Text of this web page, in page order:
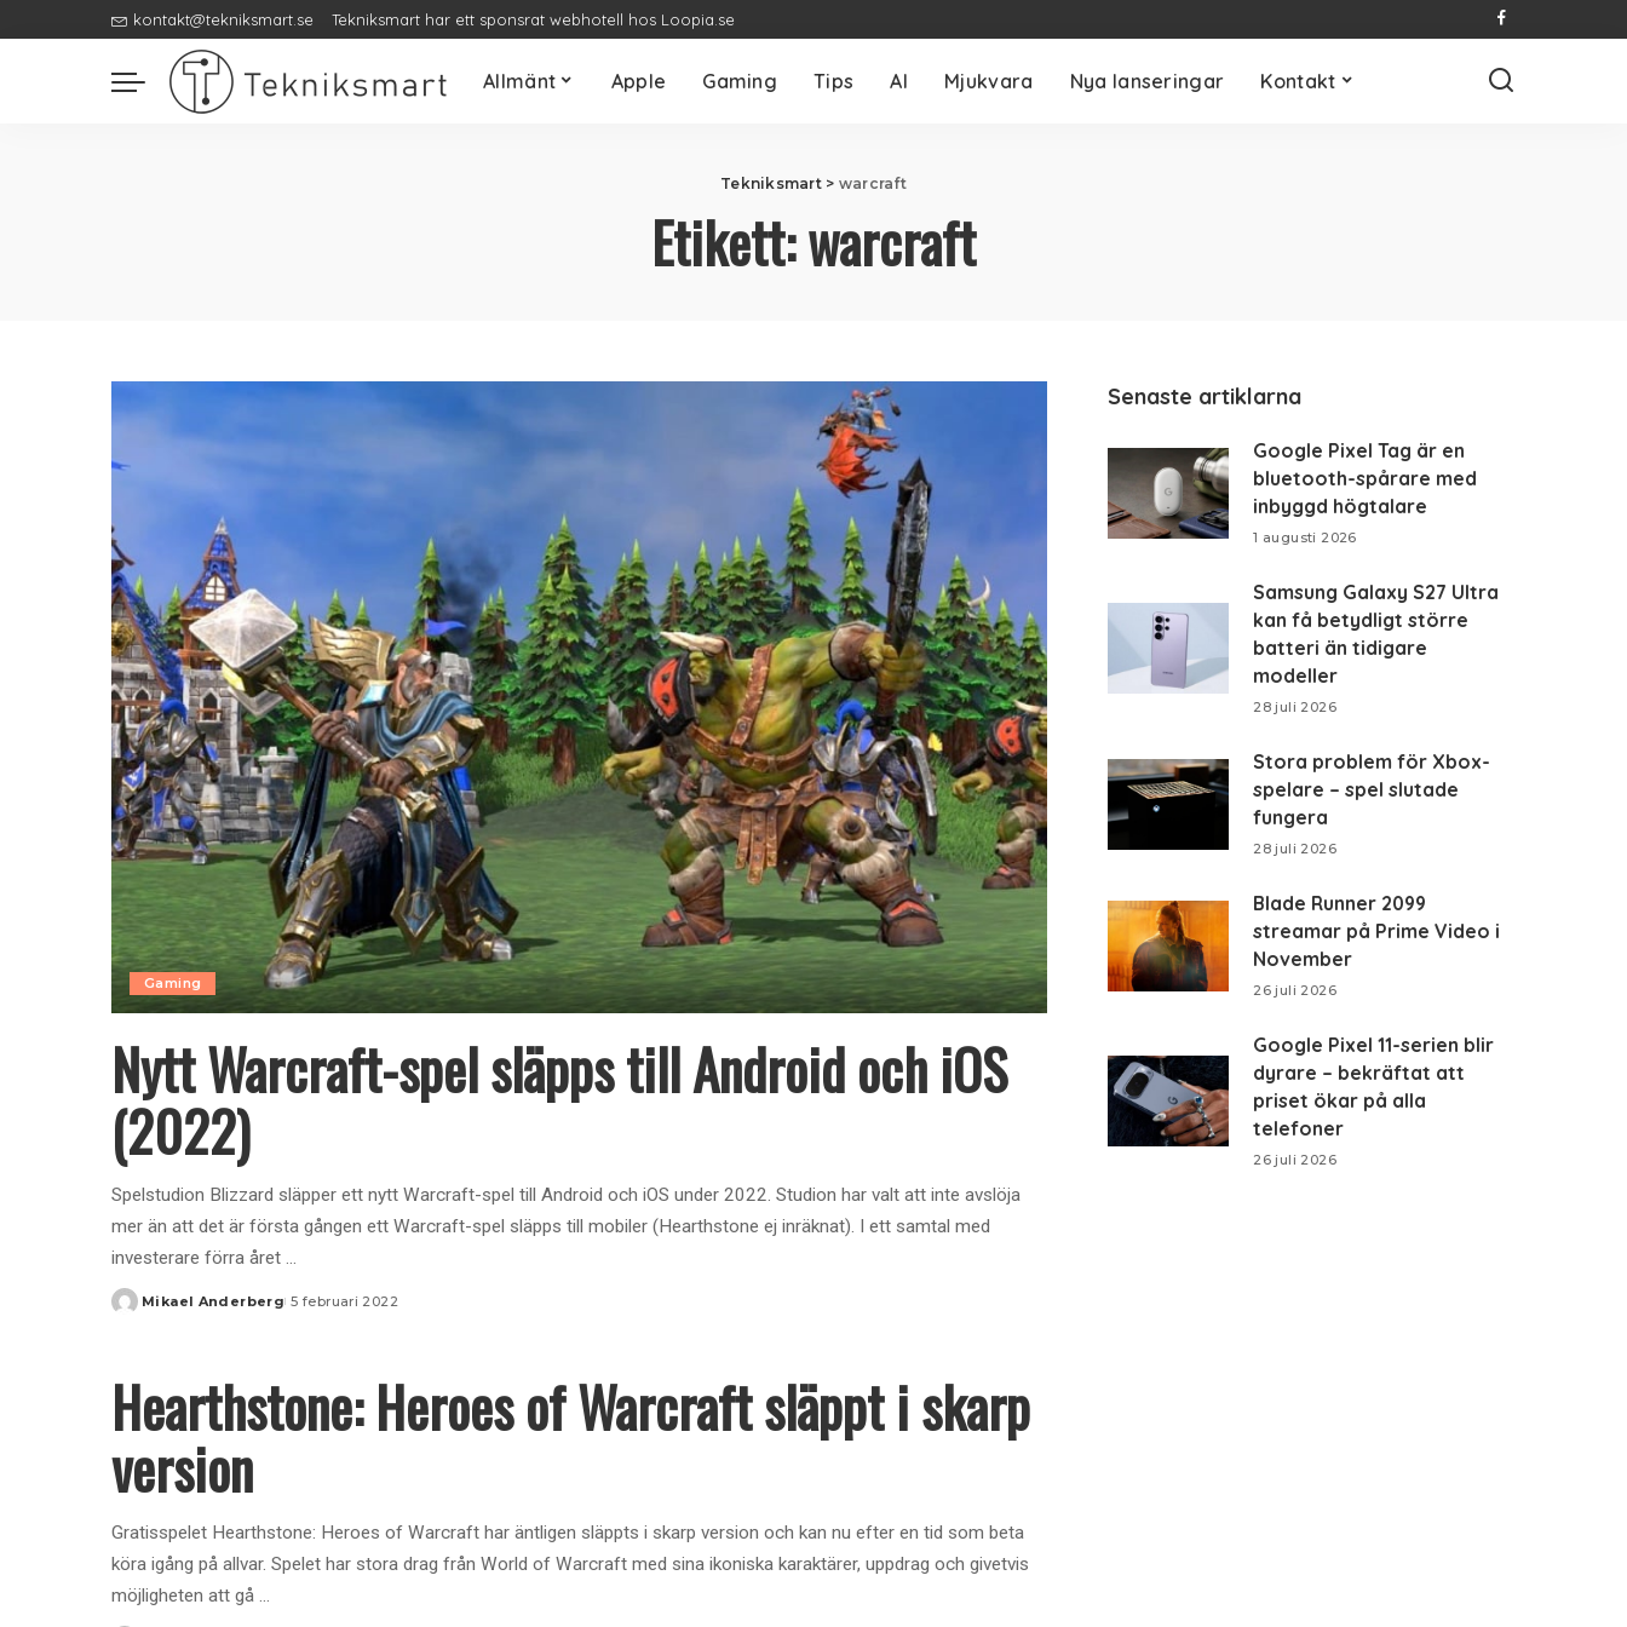
kontakt@tekniksmart.se Tekniksmart har ett sponsrat webhotell hos Loopia.se
Allmänt Apple Gaming Tips AI Mjukvara Nya lanseringar Kontakt
Tekniksmart > warcraft
Etikett:warcraft
Gaming
Nytt Warcraft-spel släpps till Android och iOS
(2022)
Spelstudion Blizzard släpper ett nytt Warcraft-spel till Android och iOS under 2022. Studion har valt att inte avslöja
mer än att det är första gången ett Warcraft-spel släpps till mobiler (Hearthstone ej inräknat). I ett samtal med
investerare förra året ...
Posted
Mikael Anderberg 5 februari 2022
Hearthstone: Heroes of Warcraft släppt i skarp
version
Gratisspelet Hearthstone: Heroes of Warcraft har äntligen släppts i skarp version och kan nu efter en tid som beta
köra igång på allvar. Spelet har stora drag från World of Warcraft med sina ikoniska karaktärer, uppdrag och givetvis
möjligheten att gå ...
Senaste artiklarna
Google Pixel Tag är en
bluetooth-spårare med
inbyggd högtalare
1 augusti 2026
Samsung Galaxy S27 Ultra
kan få betydligt större
batteri än tidigare
modeller
28 juli 2026
Stora problem för Xbox-
spelare – spel slutade
fungera
28 juli 2026
Blade Runner 2099
streamar på Prime Video i
November
26 juli 2026
Google Pixel 11-serien blir
dyrare – bekräftat att
priset ökar på alla
telefoner
26 juli 2026